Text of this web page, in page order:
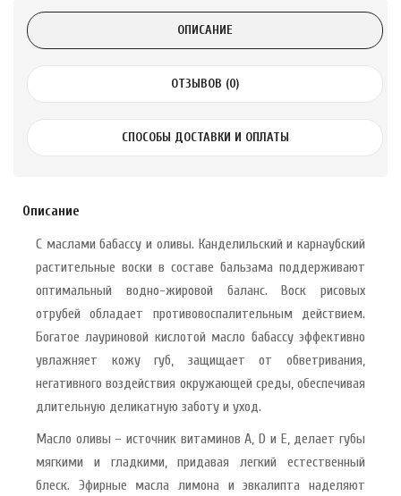
DE PEPINS DE
ОПИСАНИЕ
ОТЗЫВОВ (0)
СПОСОБЫ ДОСТАВКИ И ОПЛАТЫ
Описание
С маслами бабассу и оливы. Канделильский и карнаубский
растительные воски в составе бальзама поддерживают
оптимальный водно-жировой баланс. Воск рисовых
отрубей обладает противовоспалительным действием.
Богатое лауриновой кислотой масло бабассу эффективно
увлажняет кожу губ, защищает от обветривания,
негативного воздействия окружающей среды, обеспечивая
длительную деликатную заботу и уход.
Масло оливы – источник витаминов A, D и E, делает губы
мягкими и гладкими, придавая легкий естественный
блеск. Эфирные масла лимона и эвкалипта наделяют